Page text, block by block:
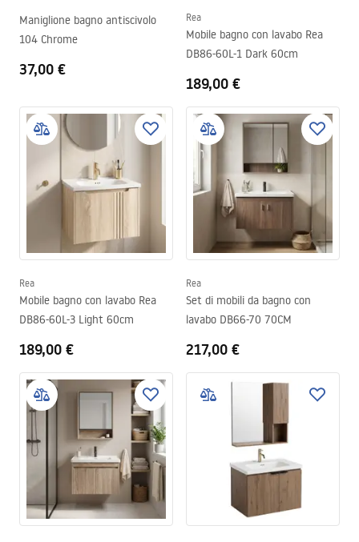
Maniglione bagno antiscivolo
104 Chrome
37,00 €
Rea
Mobile bagno con lavabo Rea
DB86-60L-1 Dark 60cm
189,00 €
Rea
Mobile bagno con lavabo Rea
DB86-60L-3 Light 60cm
189,00 €
Rea
Set di mobili da bagno con
lavabo DB66-70 70CM
217,00 €